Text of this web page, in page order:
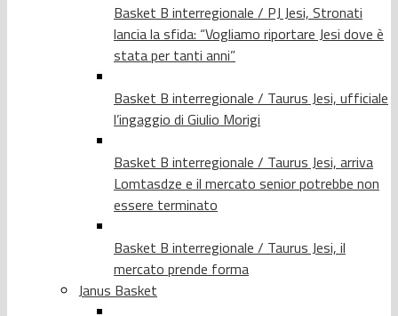
Basket B interregionale / PJ Jesi, Stronati
lancia la sfida: “Vogliamo riportare Jesi dove è
stata per tanti anni”
Basket B interregionale / Taurus Jesi, ufficiale
l’ingaggio di Giulio Morigi
Basket B interregionale / Taurus Jesi, arriva
Lomtasdze e il mercato senior potrebbe non
essere terminato
Basket B interregionale / Taurus Jesi, il
mercato prende forma
Janus Basket